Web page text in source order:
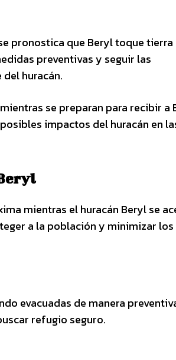
pronostica que Beryl toque
preventivas y seguir las
huracán.
se preparan para recibir a
impactos del huracán en
mientras el huracán Beryl se
a la población y minimizar los
evacuadas de manera
refugio seguro.